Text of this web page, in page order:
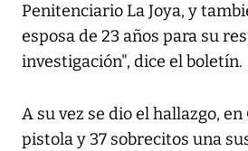
Penitenciario La Joya, y
esposa de 23 años para su
investigación", dice el boletín.
A su vez se dio el hallazgo, en
pistola y 37 sobrecitos una